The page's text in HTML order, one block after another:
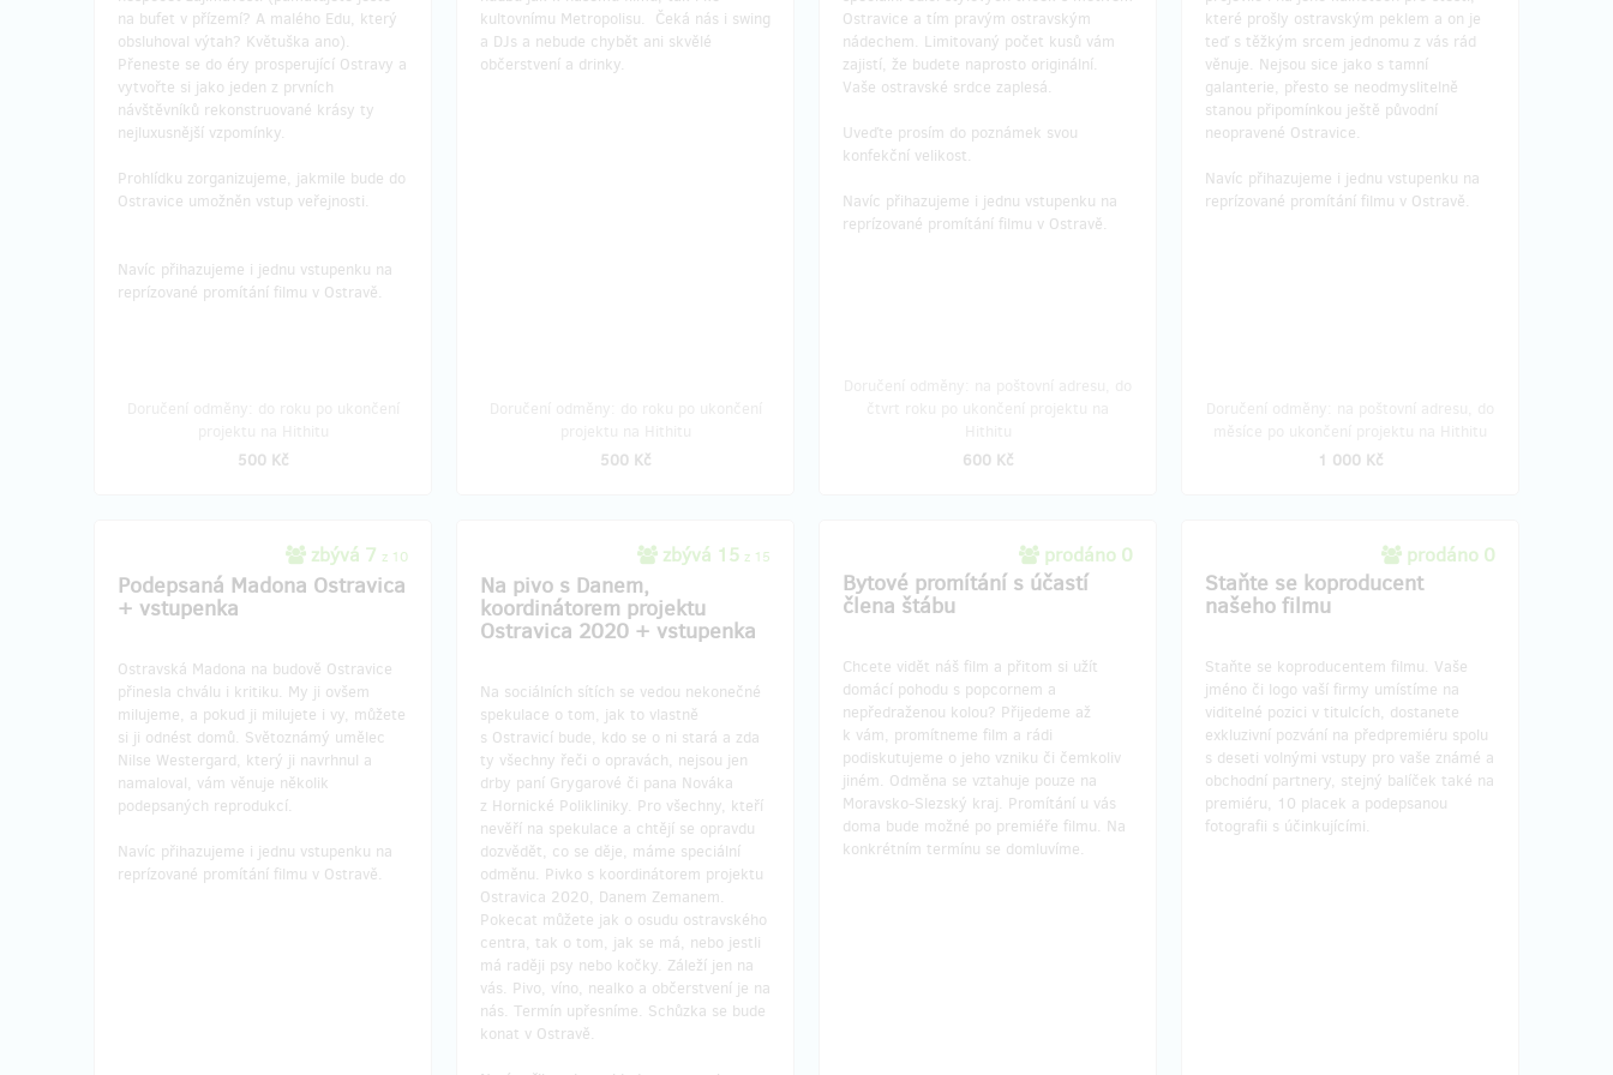
na bufet v přízemí? A malého Edu, který
obsluhoval výtah? Květuška ano).
Přeneste se do éry prosperující Ostravy a
vytvořte si jako jeden z prvních
návštěvníků rekonstruované krásy ty
nejluxusnější vzpomínky.
Prohlídku zorganizujeme, jakmile bude do
Ostravice umožněn vstup veřejnosti.
​Navíc přihazujeme i jednu vstupenku na
reprízované promítání filmu v Ostravě.
500 Kč
kultovnímu Metropolisu. Čeká nás i swing
a DJs a nebude chybět ani skvělé
občerstvení a drinky.
500 Kč
Ostravice a tím pravým ostravským
nádechem. Limitovaný počet kusů vám
zajistí, že budete naprosto originální.
Vaše ostravské srdce zaplesá.
Uveďte prosím do poznámek svou
konfekční velikost.
​Navíc přihazujeme i jednu vstupenku na
reprízované promítání filmu v Ostravě.
600 Kč
které prošly ostravským peklem a on je
teď s těžkým srcem jednomu z vás rád
věnuje. Nejsou sice jako s tamní
galanterie, přesto se neodmyslitelně
stanou připomínkou ještě původní
neopravené Ostravice.
​Navíc přihazujeme i jednu vstupenku na
reprízované promítání filmu v Ostravě.
1 000 Kč
zbývá 7 z 10
Podepsaná Madona Ostravica
+ vstupenka
Ostravská Madona na budově Ostravice
přinesla chválu i kritiku. My ji ovšem
milujeme, a pokud ji milujete i vy, můžete
si ji odnést domů. Světoznámý umělec
Nilse Westergard, který ji navrhnul a
namaloval, vám věnuje několik
podepsaných reprodukcí.
Navíc přihazujeme i jednu vstupenku na
reprízované promítání filmu v Ostravě.
zbývá 15 z 15
Na pivo s Danem,
koordinátorem projektu
Ostravica 2020 + vstupenka
Na sociálních sítích se vedou nekonečné
spekulace o tom, jak to vlastně
s Ostravicí bude, kdo se o ni stará a zda
ty všechny řeči o opravách, nejsou jen
drby paní Grygarové či pana Nováka
z Hornické Polikliniky. Pro všechny, kteří
nevěří na spekulace a chtějí se opravdu
dozvědět, co se děje, máme speciální
odměnu. Pivko s koordinátorem projektu
Ostravica 2020, Danem Zemanem.
Pokecat můžete jak o osudu ostravského
centra, tak o tom, jak se má, nebo jestli
má raději psy nebo kočky. Záleží jen na
vás. Pivo, víno, nealko a občerstvení je na
nás. Termín upřesníme. Schůzka se bude
konat v Ostravě.
prodáno 0
Bytové promítání s účastí
člena štábu
Chcete vidět náš film a přitom si užít
domácí pohodu s popcornem a
nepředraženou kolou? Přijedeme až
k vám, promítneme film a rádi
podiskutujeme o jeho vzniku či čemkoliv
jiném. Odměna se vztahuje pouze na
Moravsko-Slezský kraj. Promítání u vás
doma bude možné po premiéře filmu. Na
konkrétním termínu se domluvíme.
prodáno 0
Staňte se koproducent
našeho filmu
Staňte se koproducentem filmu. Vaše
jméno či logo vaší firmy umístíme na
viditelné pozici v titulcích, dostanete
exkluzivní pozvání na předpremiéru spolu
s deseti volnými vstupy pro vaše známé a
obchodní partnery, stejný balíček také na
premiéru, 10 placek a podepsanou
fotografii s účinkujícími.